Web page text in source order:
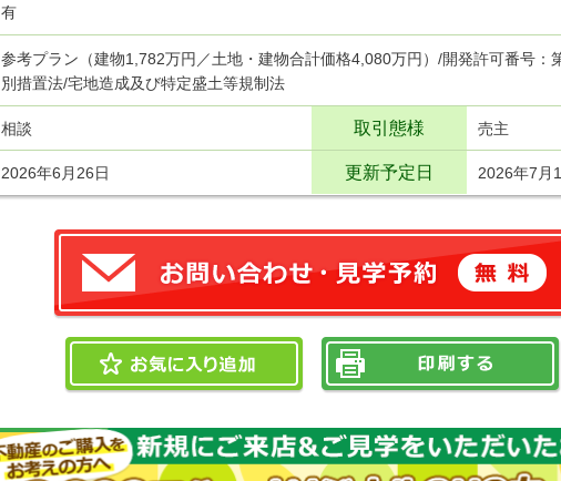
有
参考プラン（建物1,782万円／土地・建物合計価格4,080万円）/開発許可番号：
別措置法/宅地造成及び特定盛土等規制法
相談 取引態様 売主
2026年6月26日 更新予定日 2026年7月